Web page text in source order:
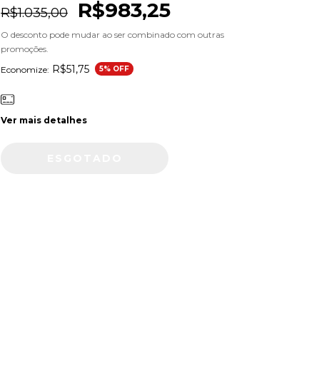
R$1.035,00 R$983,25
O desconto pode mudar ao ser combinado com outras
promoções.
Economize: R$51,75 5% OFF
Ver mais detalhes